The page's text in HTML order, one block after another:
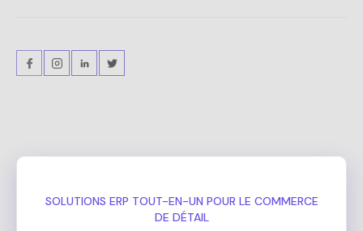
SOLUTIONS ERP TOUT-EN-UN POUR LE COMMERCE
DE DÉTAIL